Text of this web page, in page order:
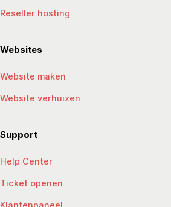
Reseller hosting
Websites
Website maken
Website verhuizen
Support
Help Center
Ticket openen
Klantenpaneel